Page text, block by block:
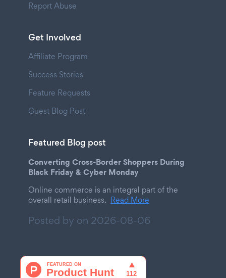
Report Abuse
Get Involved
Affiliate Program
Success Stories
Feature Requests
Guest Blog Post
Featured Blog post
Converting Cross-Border Shoppers During
Black Friday & Cyber Monday
Online commerce is an integral part of the
overall retail business. Read More
Posted by on 2026-08-06